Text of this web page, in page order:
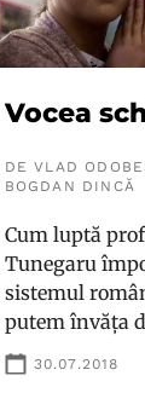
Vocea
DE VLAD
BOGDAN DINCĂ
Cum luptă
Tunegaru
sistemul
putem învăța
30.07.2018